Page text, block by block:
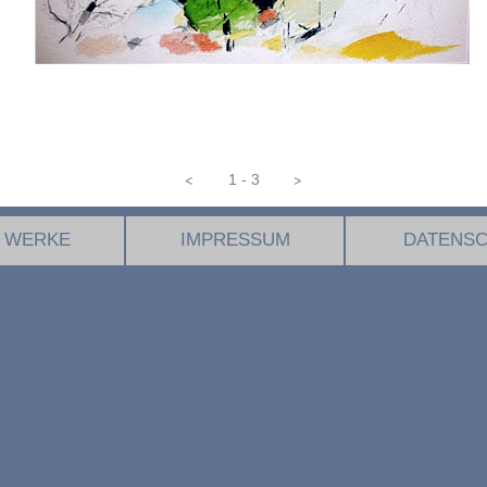
1 - 3
< >
WERKE IMPRESSUM